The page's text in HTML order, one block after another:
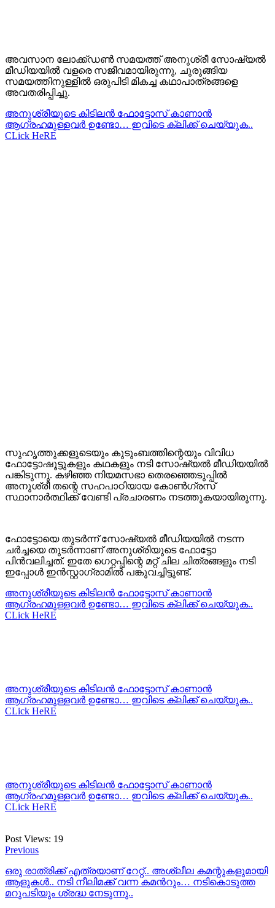
അവസാന ലോക്ക്ഡൺ സമയത്ത് അനുശ്രീ സോഷ്യൽ
മീഡിയയിൽ വളരെ സജീവമായിരുന്നു, ചുരുങ്ങിയ
സമയത്തിനുള്ളിൽ ഒരുപിടി മികച്ച കഥാപാത്രങ്ങളെ
അവതരിപ്പിച്ചു.
അനുശ്രീയുടെ കിടിലന്‍ ഫോട്ടോസ് കാണാന്‍
ആഗ്രഹമുള്ളവര്‍ ഉണ്ടോ… ഇവിടെ ക്ലിക്ക് ചെയ്യുക..
CLick HeRE
സുഹൃത്തുക്കളുടെയും കുടുംബത്തിന്റെയും വിവിധ
ഫോട്ടോഷൂട്ടുകളും കഥകളും നടി സോഷ്യൽ മീഡിയയിൽ
പങ്കിടുന്നു. കഴിഞ്ഞ നിയമസഭാ തെരഞ്ഞെടുപ്പിൽ
അനുശ്രീ തന്റെ സഹപാഠിയായ കോൺഗ്രസ്
സ്ഥാനാർത്ഥിക്ക് വേണ്ടി പ്രചാരണം നടത്തുകയായിരുന്നു.
ഫോട്ടോയെ തുടർന്ന് സോഷ്യൽ മീഡിയയിൽ നടന്ന
ചർച്ചയെ തുടർന്നാണ് അനുശ്രിയുടെ ഫോട്ടോ
പിൻവലിച്ചത്. ഇതേ ഗെറ്റപ്പിന്റെ മറ്റ് ചില ചിത്രങ്ങളും നടി
ഇപ്പോൾ ഇൻസ്റ്റാഗ്രാമിൽ പങ്കുവച്ചിട്ടുണ്ട്.
അനുശ്രീയുടെ കിടിലന്‍ ഫോട്ടോസ് കാണാന്‍
ആഗ്രഹമുള്ളവര്‍ ഉണ്ടോ… ഇവിടെ ക്ലിക്ക് ചെയ്യുക..
CLick HeRE
അനുശ്രീയുടെ കിടിലന്‍ ഫോട്ടോസ് കാണാന്‍
ആഗ്രഹമുള്ളവര്‍ ഉണ്ടോ… ഇവിടെ ക്ലിക്ക് ചെയ്യുക..
CLick HeRE
അനുശ്രീയുടെ കിടിലന്‍ ഫോട്ടോസ് കാണാന്‍
ആഗ്രഹമുള്ളവര്‍ ഉണ്ടോ… ഇവിടെ ക്ലിക്ക് ചെയ്യുക..
CLick HeRE
Post Views: 19
Previous
ഒരു രാത്രിക്ക് എത്രയാണ് റേറ്റ്.. അശ്ലീല കമന്റുകളുമായി
ആളുകള്‍.. നടി നീലിമക്ക് വന്ന കമന്‍റും… നടികൊടുത്ത
മറുപടിയും ശ്രദ്ധ നേടുന്നു..